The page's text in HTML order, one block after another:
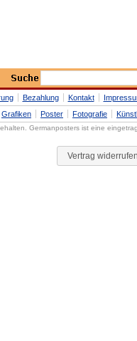
Bezahlung Kontakt
Grafiken Poster Fotografie
Germanposters ist eine
Vertrag